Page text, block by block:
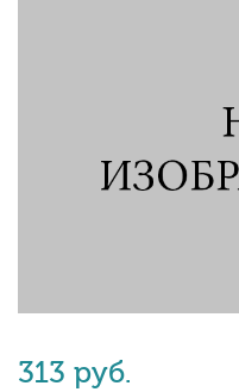
313 руб.